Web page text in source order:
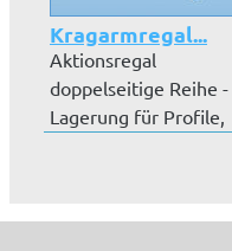
Kragarmregal...
Aktionsregal
doppelseitige Reihe -
Lagerung für Profile,